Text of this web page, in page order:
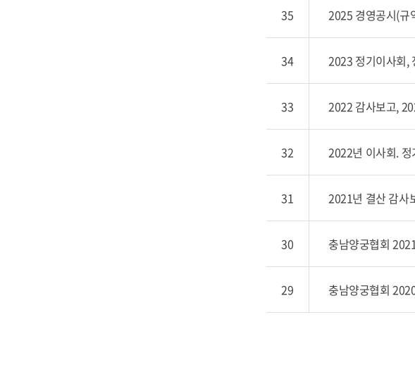
35 2025 경영공시(규
34 2023 정기이사회,
33
32 2022년 이사회.
31 2021년 결산 감사
30 충남양궁협회
29 충남양궁협회